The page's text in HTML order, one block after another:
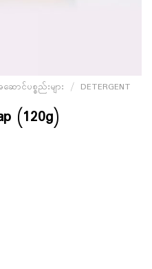
ာင်ပစ္စည်းများ / DETERGENT
(120g)